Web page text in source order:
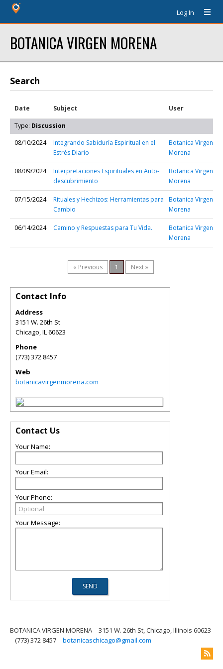
Log In
BOTANICA VIRGEN MORENA
Search
Date Subject User
Type: Discussion
08/10/2024
Integrando Sabiduría Espiritual en el
Estrés Diario
Botanica Virgen
Morena
08/09/2024
Interpretaciones Espirituales en Auto-
descubrimiento
Botanica Virgen
Morena
07/15/2024
Rituales y Hechizos: Herramientas para
Cambio
Botanica Virgen
Morena
06/14/2024 Camino y Respuestas para Tu Vida.
Botanica Virgen
Morena
« Previous 1 Next »
Contact Info
Address
3151 W. 26th St
Chicago,IL60623
Phone
(773) 372 8457
Web
botanicavirgenmorena.com
Contact Us
Your Name:
Your Email:
Your Phone:
Your Message:
BOTANICA VIRGEN MORENA
3151 W. 26th St, Chicago, Illinois 60623
(773) 372 8457
botanicaschicago@gmail.com